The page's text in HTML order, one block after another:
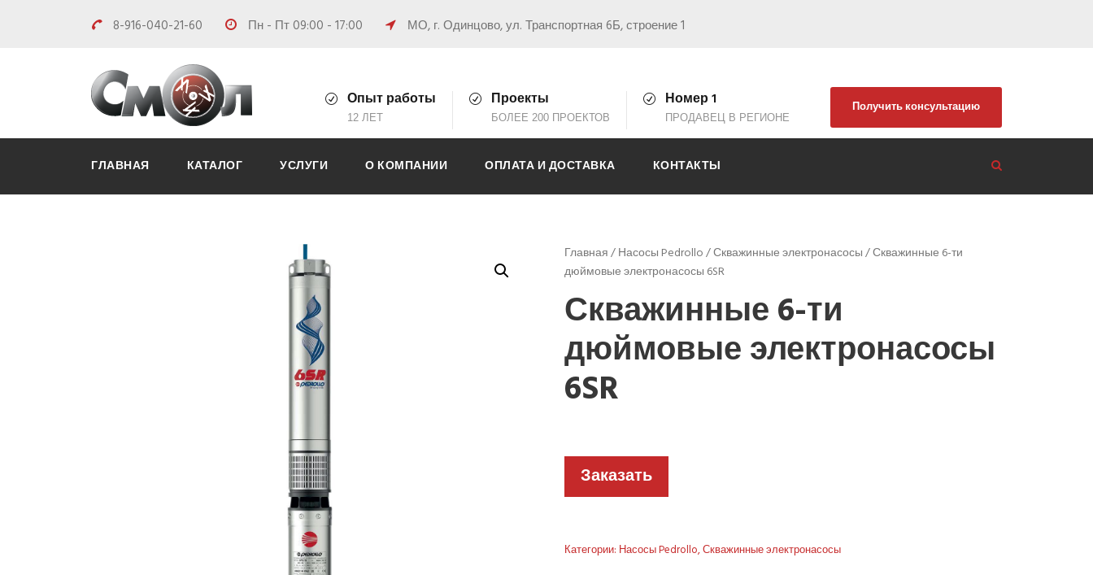
8-916-040-21-60 Пн - Пт 09:00 - 17:00 МО, г. Одинцово, ул. Транспортная 6Б, строение 1
Опыт работы
12 ЛЕТ
Проекты
БОЛЕЕ 200 ПРОЕКТОВ
Номер 1
ПРОДАВЕЦ В РЕГИОНЕ
Получить консультацию
ГЛАВНАЯ КАТАЛОГ УСЛУГИ О КОМПАНИИ ОПЛАТА И ДОСТАВКА КОНТАКТЫ
Главная/Насосы Pedrollo/Скважинные электронасосы/ Скважинные 6-ти
дюймовые электронасосы 6SR
Скважинные 6-ти
дюймовые электронасосы
6SR
Заказать
Категории: Насосы Pedrollo,Скважинные электронасосы